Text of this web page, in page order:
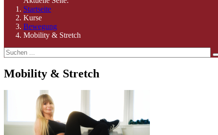
Startseite
Kurse
Bewegung
Mobility & Stretch
Mobility & Stretch